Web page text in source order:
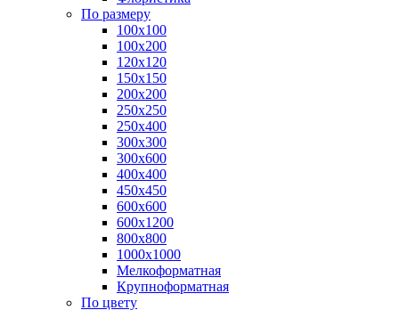
По размеру
100х100
100х200
120х120
150х150
200х200
250х250
250х400
300х300
300х600
400х400
450х450
600х600
600х1200
800х800
1000х1000
Мелкоформатная
Крупноформатная
По цвету